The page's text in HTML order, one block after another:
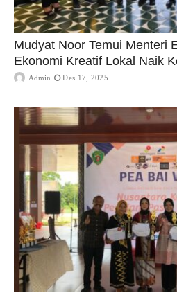
Mudyat Noor Temui Menteri
Ekonomi Kreatif Lokal Naik
Admin Des 17, 2025